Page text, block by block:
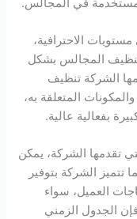
الاحترافية،
المجالس بشكل
الشركة تنظيف
المتعلقة به،
بفعالية عالية.
تقدمها الشركة، يمكن
تتميز الشركة بتوفير
العميل، سواء
الجدول الزمني